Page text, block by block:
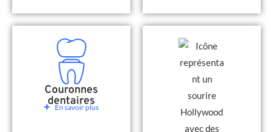
Couronnes
dentaires
En savoir plus